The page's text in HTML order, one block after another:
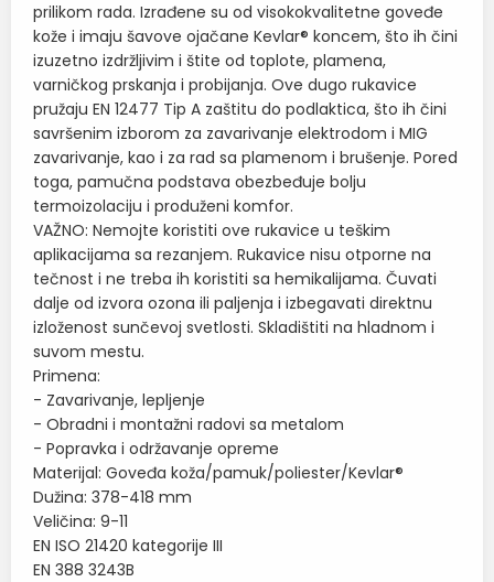
prilikom rada. Izrađene su od visokokvalitetne goveđe
kože i imaju šavove ojačane Kevlar® koncem, što ih čini
izuzetno izdržljivim i štite od toplote, plamena,
varničkog prskanja i probijanja. Ove dugo rukavice
pružaju EN 12477 Tip A zaštitu do podlaktica, što ih čini
savršenim izborom za zavarivanje elektrodom i MIG
zavarivanje, kao i za rad sa plamenom i brušenje. Pored
toga, pamučna podstava obezbeđuje bolju
termoizolaciju i produženi komfor.
VAŽNO: Nemojte koristiti ove rukavice u teškim
aplikacijama sa rezanjem. Rukavice nisu otporne na
tečnost i ne treba ih koristiti sa hemikalijama. Čuvati
dalje od izvora ozona ili paljenja i izbegavati direktnu
izloženost sunčevoj svetlosti. Skladištiti na hladnom i
suvom mestu.
Primena:
- Zavarivanje, lepljenje
- Obradni i montažni radovi sa metalom
- Popravka i održavanje opreme
Materijal: Goveđa koža/pamuk/poliester/Kevlar®
Dužina: 378-418 mm
Veličina: 9-11
EN ISO 21420 kategorije III
EN 388 3243B